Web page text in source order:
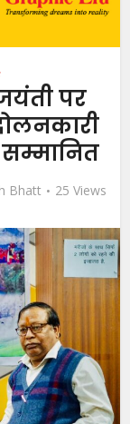
पर
Bhatt 25 Views